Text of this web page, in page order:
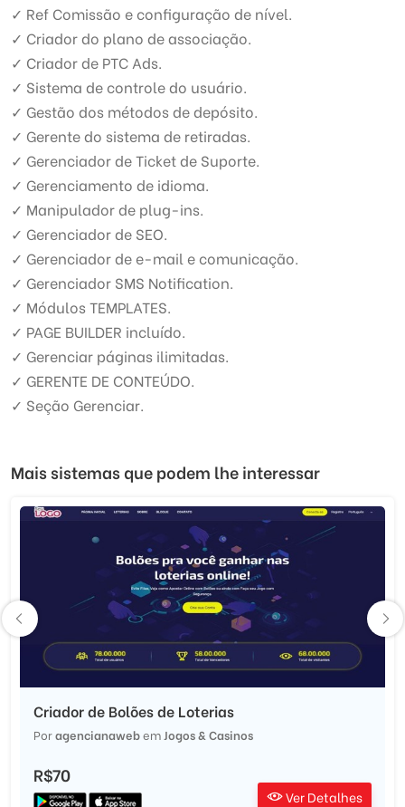
✓ Ref Comissão e configuração de nível.
✓ Criador do plano de associação.
✓ Criador de PTC Ads.
✓ Sistema de controle do usuário.
✓ Gestão dos métodos de depósito.
✓ Gerente do sistema de retiradas.
✓ Gerenciador de Ticket de Suporte.
✓ Gerenciamento de idioma.
✓ Manipulador de plug-ins.
✓ Gerenciador de SEO.
✓ Gerenciador de e-mail e comunicação.
✓ Gerenciador SMS Notification.
✓ Módulos TEMPLATES.
✓ PAGE BUILDER incluído.
✓ Gerenciar páginas ilimitadas.
✓ GERENTE DE CONTEÚDO.
✓ Seção Gerenciar.
Mais sistemas que podem lhe interessar
Criador de Bolões de Loterias
Poragencianawebem Jogos & Casinos
R$70
Ver Detalhes